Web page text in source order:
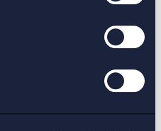
Julia Jönsson